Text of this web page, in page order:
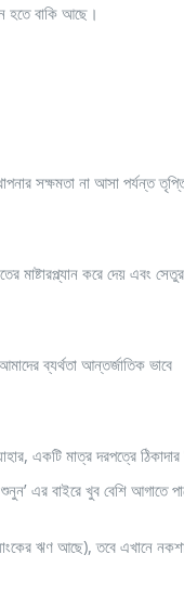
হতে বাকি আছে।
সক্ষমতা না আসা পর্যন্ত
মাষ্টারপ্ল্যান করে দেয় এবং
ব্যর্থতা আন্তর্জাতিক ভাবে
একটি মাত্র দরপত্রে
এর বাইরে খুব বেশি আগাতে
ঋণ আছে), তবে এখানে